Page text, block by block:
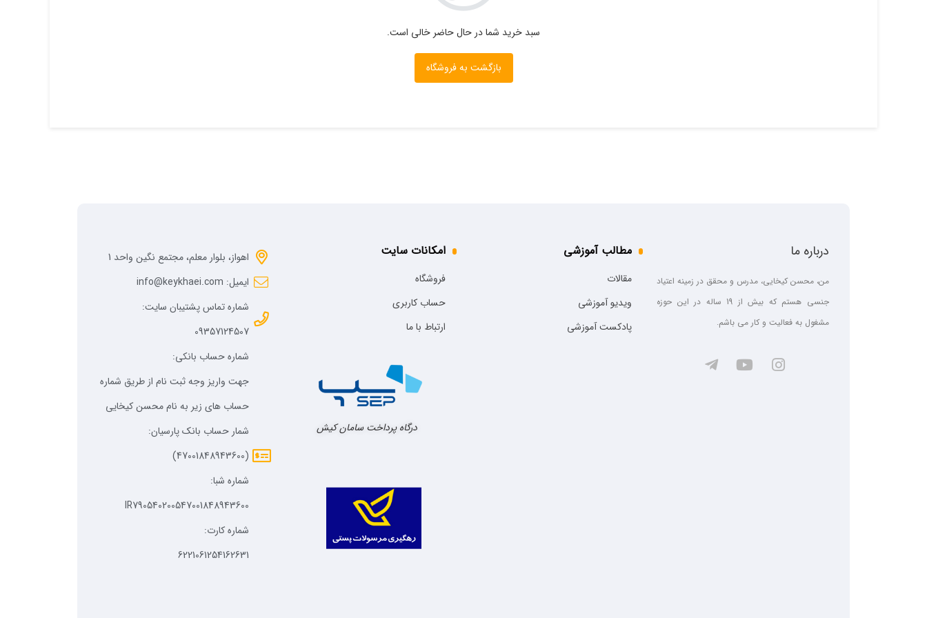
سبد خرید شما در حال حاضر خالی است.
بازگشت به فروشگاه
درباره ما
من، محسن کیخایی، مدرس و محقق در زمینه اعتیاد
جنسی هستم که بیش از 19 ساله در این حوزه
مشغول به فعالیت و کار می باشم.
مطالب آموزشی
مقالات
ویدیو آموزشی
پادکست آموزشی
امکانات سایت
فروشگاه
حساب کاربری
ارتباط با ما
درگاه پرداخت سامان کیش
اهواز، بلوار معلم، مجتمع نگین واحد 1
ایمیل: info@keykhaei.com
شماره تماس پشتیبان سایت:
09357124507
شماره حساب بانکی:
جهت واریز وجه ثبت نام از طریق شماره
حساب های زیر به نام محسن کیخایی
شمار حساب بانک پارسیان:
(47001848943600)
شماره شبا:
IR790540200547001848943600
شماره کارت:
6221061254162631